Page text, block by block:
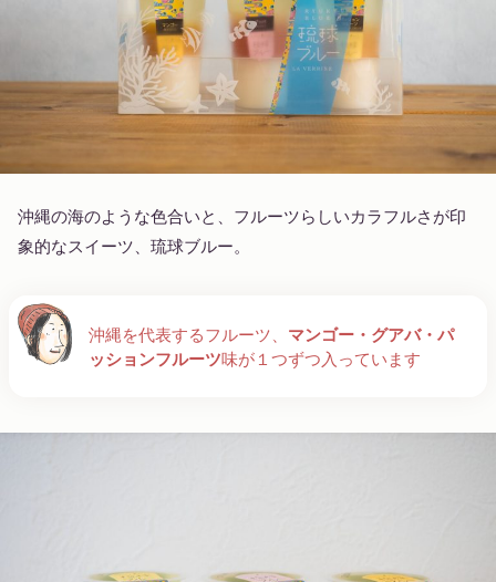
沖縄の海のような色合いと、フルーツらしいカラフルさが印
象的なスイーツ、琉球ブルー。
沖縄を代表するフルーツ、 マンゴー・グアバ・パ
ッションフルーツ味が１つずつ入っています